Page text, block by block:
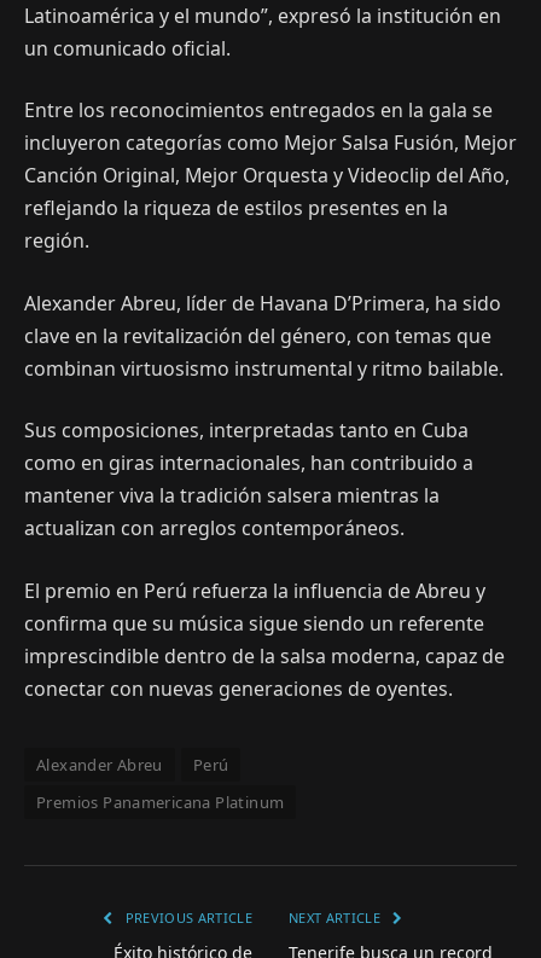
Latinoamérica y el mundo”, expresó la institución en
un comunicado oficial.
Entre los reconocimientos entregados en la gala se
incluyeron categorías como Mejor Salsa Fusión, Mejor
Canción Original, Mejor Orquesta y Videoclip del Año,
reflejando la riqueza de estilos presentes en la
región.
Alexander Abreu, líder de Havana D’Primera, ha sido
clave en la revitalización del género, con temas que
combinan virtuosismo instrumental y ritmo bailable.
Sus composiciones, interpretadas tanto en Cuba
como en giras internacionales, han contribuido a
mantener viva la tradición salsera mientras la
actualizan con arreglos contemporáneos.
El premio en Perú refuerza la influencia de Abreu y
confirma que su música sigue siendo un referente
imprescindible dentro de la salsa moderna, capaz de
conectar con nuevas generaciones de oyentes.
Alexander Abreu
Perú
Premios Panamericana Platinum
PREVIOUS ARTICLE
Éxito histórico de
NEXT ARTICLE
Tenerife busca un record